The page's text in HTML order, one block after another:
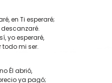
en Ti esperaré;
yo esperaré,
mi ser.
Él abrió,
ya pagó;